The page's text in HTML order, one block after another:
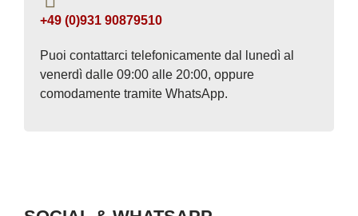
+49 (0)931 90879510
Puoi contattarci telefonicamente dal lunedì al
venerdì dalle 09:00 alle 20:00, oppure
comodamente tramite WhatsApp.